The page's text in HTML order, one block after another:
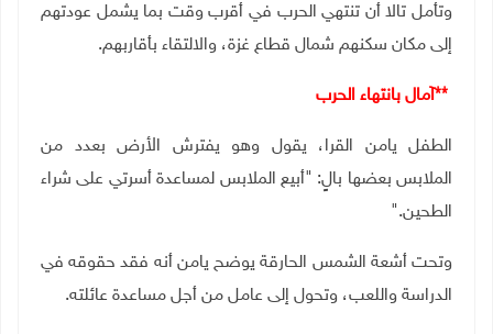
وتأمل تالا أن تنتهي الحرب في أقرب وقت بما يشمل عودتهم
إلى مكان سكنهم شمال قطاع غزة، والالتقاء بأقاربهم.
**آمال بانتهاء الحرب
الطفل يامن القرا، يقول وهو يفترش الأرض بعدد من
الملابس بعضها بالٍ: "أبيع الملابس لمساعدة أسرتي على شراء
الطحين".
وتحت أشعة الشمس الحارقة يوضح يامن أنه فقد حقوقه في
الدراسة واللعب، وتحول إلى عامل من أجل مساعدة عائلته.